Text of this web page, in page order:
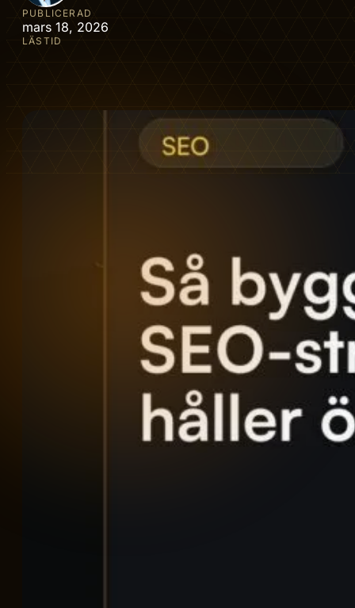
PUBLICERAD
mars 18, 2026
LÄSTID